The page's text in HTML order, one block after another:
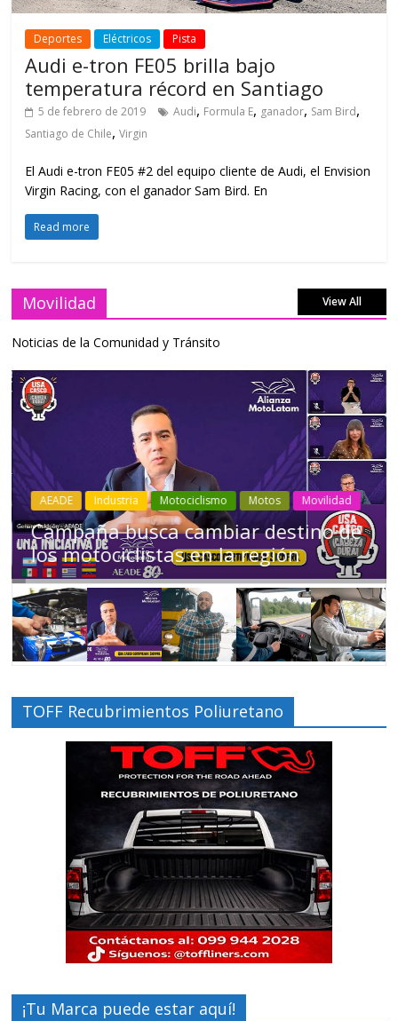
Deportes Eléctricos Pista
Audi e-tron FE05 brilla bajo
temperatura récord en Santiago
5 de febrero de 2019 Audi, Formula E, ganador, Sam Bird,
Santiago de Chile,Virgin
El Audi e-tron FE05 #2 del equipo cliente de Audi, el Envision
Virgin Racing, con el ganador Sam Bird. En
Read more
Movilidad View All
Noticias de la Comunidad y Tránsito
Industria Movilidad Transporte Varios
Choferes profesionales mantienen a
Ecuador en movimiento
TOFF Recubrimientos Poliuretano
¡Tu Marca puede estar aquí!